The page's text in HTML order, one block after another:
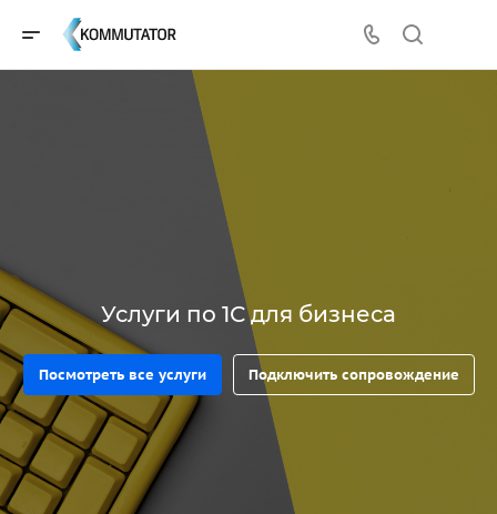
Услуги по 1С для бизнеса
Посмотреть все услуги Подключить сопровождение